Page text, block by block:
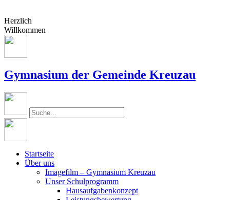
Herzlich
Willkommen
Gymnasium der Gemeinde Kreuzau
Startseite
Über uns
Imagefilm – Gymnasium Kreuzau
Unser Schulprogramm
Hausaufgabenkonzept